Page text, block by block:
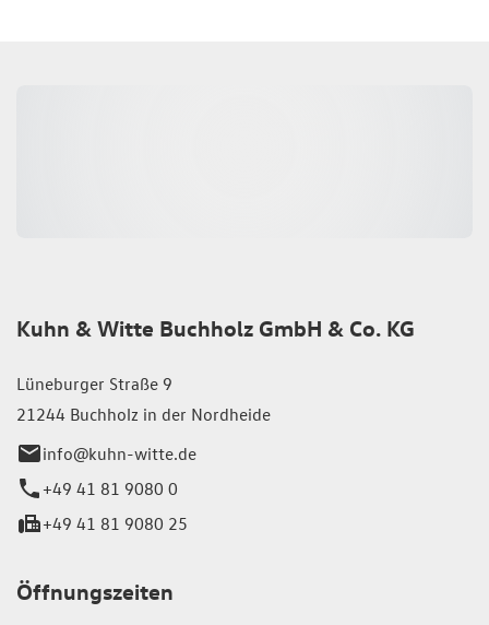
Kuhn & Witte Buchholz GmbH & Co. KG
Lüneburger Straße 9
21244 Buchholz in der Nordheide
info@kuhn-witte.de
+49 41 81 9080 0
+49 41 81 9080 25
Öffnungszeiten